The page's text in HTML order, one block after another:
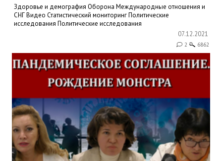
Здоровье и демография Оборона Международные отношения и
СНГВидео Статистический мониторингПолитические
исследования Политические исследования
07.12.2021
2 6862